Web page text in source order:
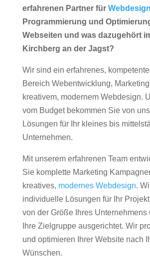
erfahrenen Partner für Webdesign
Programmierung und
Webseiten und was dazugehört
Kirchberg an der Jagst?
Wir sind ein erfahrenes,
Bereich Webentwicklung,
kreativem, modernem Webdesign.
vom Budget bekommen Sie von
Lösungen für Ihr kleines bis
Unternehmen.
Mit unserem erfahrenen Team
Sie komplette Marketing
kreatives, modernes Webdesign.
individuelle Lösungen für Ihr
von der Größe Ihres Unternehmens
Ihre Zielgruppe ausgerichtet. Wir
und optimieren Ihrer Website nach
Wünschen.